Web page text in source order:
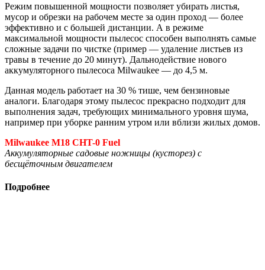
Режим повышенной мощности позволяет убирать листья,
мусор и обрезки на рабочем месте за один проход — более
эффективно и с большей дистанции. А в режиме
максимальной мощности пылесос способен выполнять самые
сложные задачи по чистке (пример — удаление листьев из
травы в течение до 20 минут). Дальнодействие нового
аккумуляторного пылесоса Milwaukee — до 4,5 м.
Данная модель работает на 30 % тише, чем бензиновые
аналоги. Благодаря этому пылесос прекрасно подходит для
выполнения задач, требующих минимального уровня шума,
например при уборке ранним утром или вблизи жилых домов.
Milwaukee M18 CHT-0 Fuel
Аккумуляторные садовые ножницы (кусторез) с
бесщёточным двигателем
Подробнее